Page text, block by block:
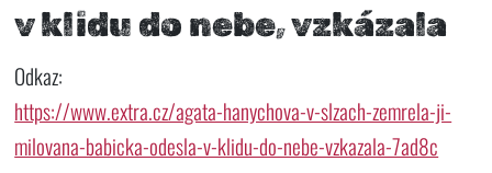
v klidu do nebe, vzkázala
Odkaz:
https://www.extra.cz/agata-hanychova-v-slzach-zemrela-ji-
milovana-babicka-odesla-v-klidu-do-nebe-vzkazala-7ad8c